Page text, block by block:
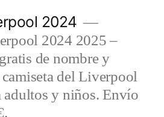
2024
2024 2025 –
de nombre y
del Liverpool
adultos y niños. Envío